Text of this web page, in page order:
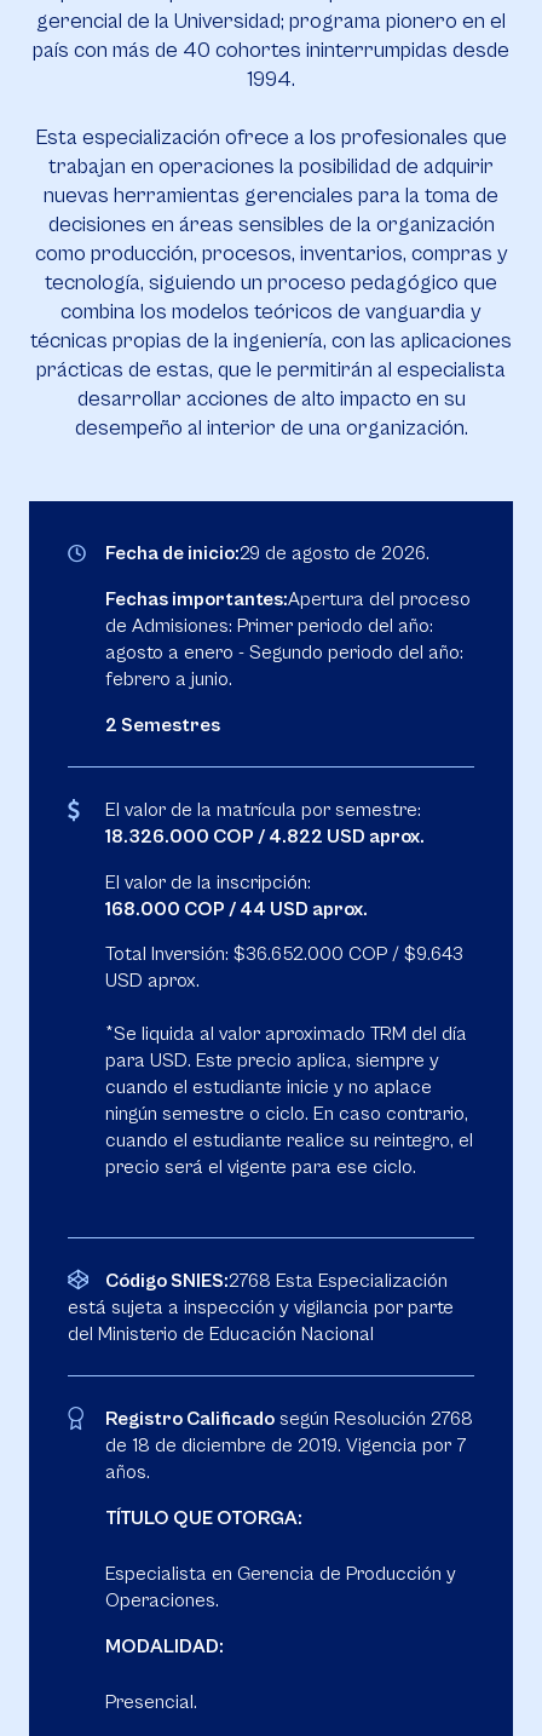
gerencial de la Universidad; programa pionero en el
país con más de 40 cohortes ininterrumpidas desde
1994.
Esta especialización ofrece a los profesionales que
trabajan en operaciones la posibilidad de adquirir
nuevas herramientas gerenciales para la toma de
decisiones en áreas sensibles de la organización
como producción, procesos, inventarios, compras y
tecnología, siguiendo un proceso pedagógico que
combina los modelos teóricos de vanguardia y
técnicas propias de la ingeniería, con las aplicaciones
prácticas de estas, que le permitirán al especialista
desarrollar acciones de alto impacto en su
desempeño al interior de una organización.
Fecha de inicio:29 de agosto de 2026.
Fechas importantes:Apertura del proceso
de Admisiones: Primer periodo del año:
agosto a enero - Segundo periodo del año:
febrero a junio.
2 Semestres
El valor de la matrícula por semestre:
18.326.000 COP / 4.822 USD aprox.
El valor de la inscripción:
168.000 COP / 44 USD aprox.
Total Inversión: $36.652.000 COP / $9.643
USD aprox.
*Se liquida al valor aproximado TRM del día
para USD. Este precio aplica, siempre y
cuando el estudiante inicie y no aplace
ningún semestre o ciclo. En caso contrario,
cuando el estudiante realice su reintegro, el
precio será el vigente para ese ciclo.
Código SNIES:2768 Esta Especialización
está sujeta a inspección y vigilancia por parte
del Ministerio de Educación Nacional
Registro Calificado según Resolución 2768
de 18 de diciembre de 2019. Vigencia por 7
años.
TÍTULO QUE OTORGA:
Especialista en Gerencia de Producción y
Operaciones.
MODALIDAD:
Presencial.